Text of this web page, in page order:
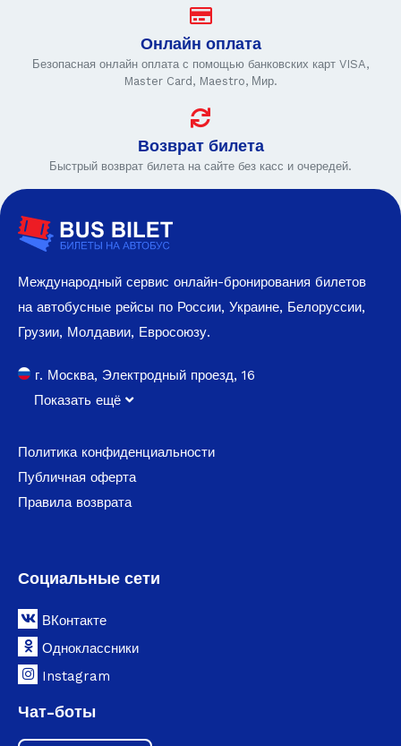
Онлайн оплата
Безопасная онлайн оплата с помощью банковских карт VISA,
Master Card, Maestro, Мир.
Возврат билета
Быстрый возврат билета на сайте без касс и очередей.
Международный сервис онлайн-бронирования билетов
на автобусные рейсы по России, Украине, Белоруссии,
Грузии, Молдавии, Евросоюзу.
г. Москва, Электродный проезд, 16
Показать ещё
Политика конфиденциальности
Публичная оферта
Правила возврата
Социальные сети
ВКонтакте
Одноклассники
Instagram
Чат-боты